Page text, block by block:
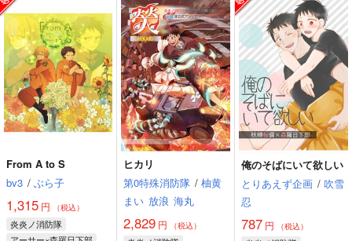
From A to S
bv3 / ぶら子
1,315 円 （税込）
炎炎ノ消防隊
ヒカリ
第0特殊消防隊 / 柚黄
まい 放浪 海丸
2,829 円 （税込）
俺のそばにいて欲しい
とりあえず企画 / 吹雪
忍
787円 （税込）